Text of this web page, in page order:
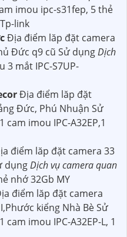
imou ipc-s31fep, 5 thẻ
link
Địa điểm lăp đặt camera
Đức q9 cũ Sử dụngDịch
3 mắt IPC-S7UP-
Địa điểm lăp đặt
Đức, Phú Nhuận Sử
1 cam imou IPC-A32EP,1
điểm lăp đặt camera 33
dụngDịch vụ camera quan
nhớ 32Gb MY
điểm lăp đặt camera
kiểng Nhà Bè Sử
1 cam imou IPC-A32EP-L, 1